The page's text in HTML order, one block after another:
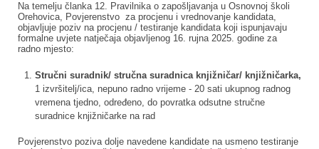
Na temelju članka 12. Pravilnika o zapošljavanja u Osnovnoj školi
Orehovica, Povjerenstvo za procjenu i vrednovanje kandidata,
objavljuje poziv na procjenu / testiranje kandidata koji ispunjavaju
formalne uvjete natječaja objavljenog 16. rujna 2025. godine za
radno mjesto:
Stručni suradnik/ stručna suradnica knjižničar/ knjižničarka,
1 izvršitelj/ica, nepuno radno vrijeme - 20 sati ukupnog radnog
vremena tjedno, određeno, do povratka odsutne stručne
suradnice knjižničarke na rad
Povjerenstvo poziva dolje navedene kandidate na usmeno testiranje